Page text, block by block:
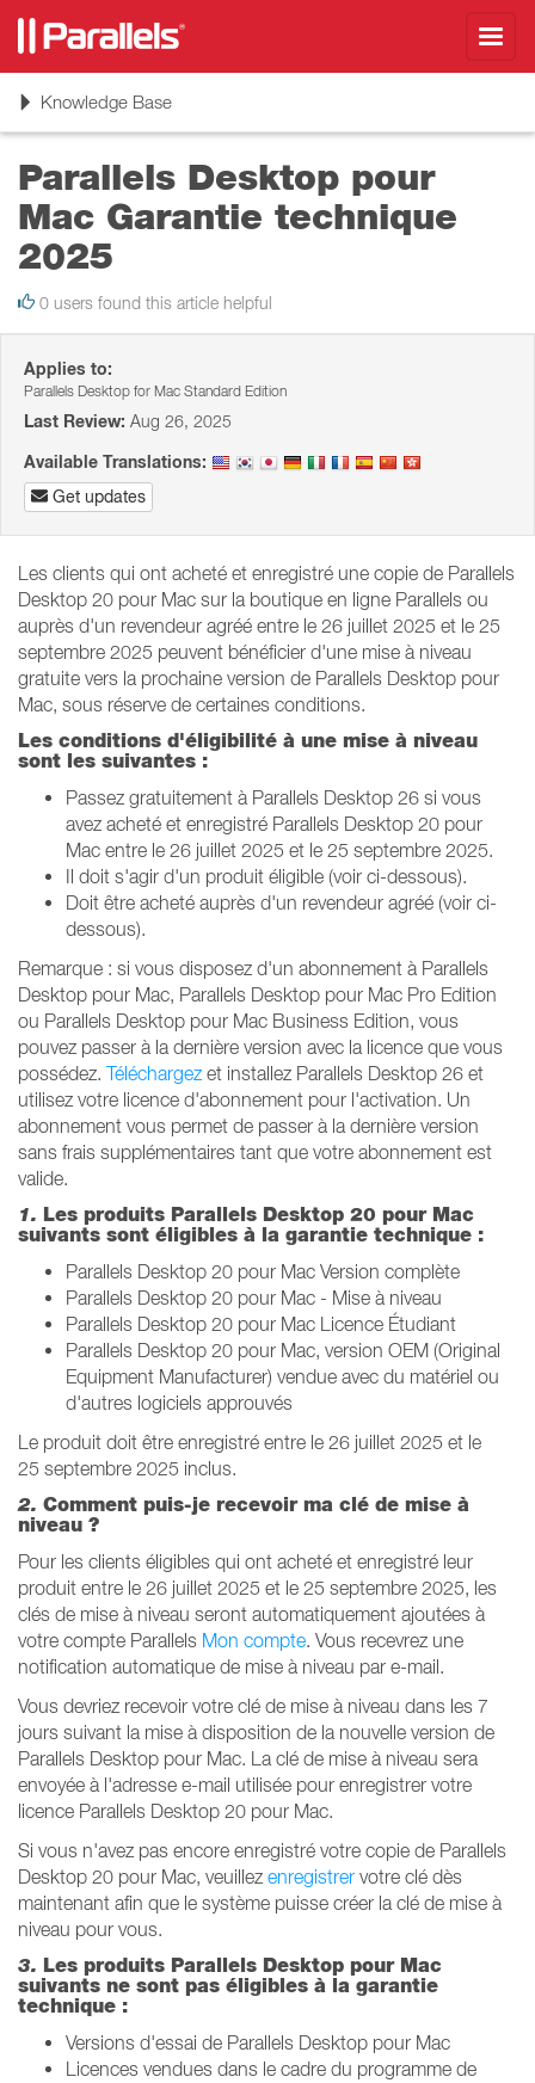
ToggleKnowledge Base
Parallels Desktop pour
Mac Garantie technique
2025
0 users found this article helpful
Applies to:
Parallels Desktop for Mac Standard Edition
Last Review: Aug 26, 2025
Available Translations:
Get updates
Les clients qui ont acheté et enregistré une copie de Parallels
Desktop 20 pour Mac sur la boutique en ligne Parallels ou
auprès d'un revendeur agréé entre le 26 juillet 2025 et le 25
septembre 2025 peuvent bénéficier d'une mise à niveau
gratuite vers la prochaine version de Parallels Desktop pour
Mac, sous réserve de certaines conditions.
Les conditions d'éligibilité à une mise à niveau
sont les suivantes :
Passez gratuitement à Parallels Desktop 26 si vous
avez acheté et enregistré Parallels Desktop 20 pour
Mac entre le 26 juillet 2025 et le 25 septembre 2025.
Il doit s'agir d'un produit éligible (voir ci-dessous).
Doit être acheté auprès d'un revendeur agréé (voir ci-
dessous).
Remarque : si vous disposez d'un abonnement à Parallels
Desktop pour Mac, Parallels Desktop pour Mac Pro Edition
ou Parallels Desktop pour Mac Business Edition, vous
pouvez passer à la dernière version avec la licence que vous
possédez. Téléchargez et installez Parallels Desktop 26 et
utilisez votre licence d'abonnement pour l'activation. Un
abonnement vous permet de passer à la dernière version
sans frais supplémentaires tant que votre abonnement est
valide.
1. Les produits Parallels Desktop 20 pour Mac
suivants sont éligibles à la garantie technique :
Parallels Desktop 20 pour Mac Version complète
Parallels Desktop 20 pour Mac - Mise à niveau
Parallels Desktop 20 pour Mac Licence Étudiant
Parallels Desktop 20 pour Mac, version OEM (Original
Equipment Manufacturer) vendue avec du matériel ou
d'autres logiciels approuvés
Le produit doit être enregistré entre le 26 juillet 2025 et le
25 septembre 2025 inclus.
2. Comment puis-je recevoir ma clé de mise à
niveau ?
Pour les clients éligibles qui ont acheté et enregistré leur
produit entre le 26 juillet 2025 et le 25 septembre 2025, les
clés de mise à niveau seront automatiquement ajoutées à
votre compte Parallels Mon compte. Vous recevrez une
notification automatique de mise à niveau par e-mail.
Vous devriez recevoir votre clé de mise à niveau dans les 7
jours suivant la mise à disposition de la nouvelle version de
Parallels Desktop pour Mac. La clé de mise à niveau sera
envoyée à l'adresse e-mail utilisée pour enregistrer votre
licence Parallels Desktop 20 pour Mac.
Si vous n'avez pas encore enregistré votre copie de Parallels
Desktop 20 pour Mac, veuillez enregistrer votre clé dès
maintenant afin que le système puisse créer la clé de mise à
niveau pour vous.
3. Les produits Parallels Desktop pour Mac
suivants ne sont pas éligibles à la garantie
technique :
Versions d'essai de Parallels Desktop pour Mac
Licences vendues dans le cadre du programme de